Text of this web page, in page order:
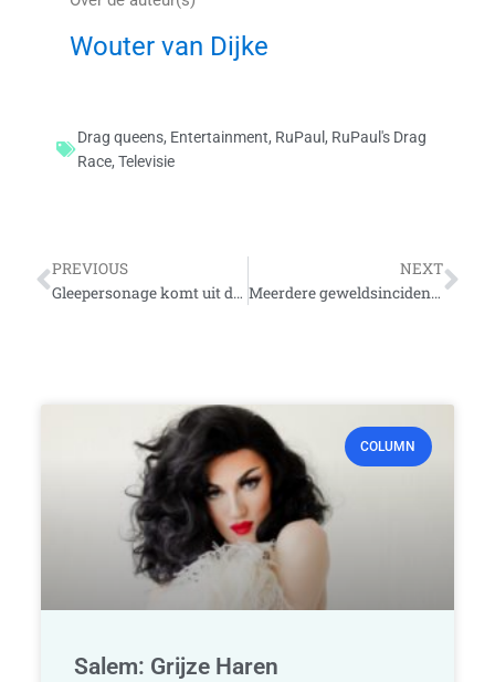
Wouter van Dijke
Drag queens, Entertainment, RuPaul , RuPaul's Drag
Race, Televisie
Vorige
PREVIOUS
Gleepersonage komt uit de kast als transman
NEXT
Meerdere geweldsincidenten tegen homo’s in Amsterdam
COLUMN
Salem: Grijze Haren